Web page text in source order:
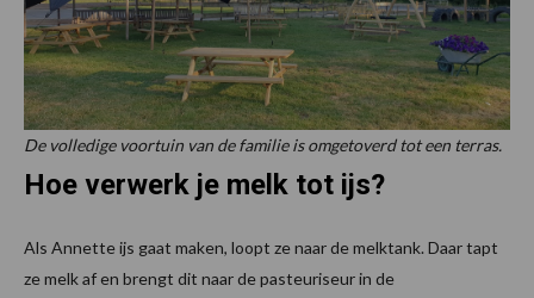
De volledige voortuin van de familie is omgetoverd tot een terras.
Hoe verwerk je melk tot ijs?
Als Annette ijs gaat maken, loopt ze naar de melktank. Daar tapt
ze melk af en brengt dit naar de pasteuriseur in de